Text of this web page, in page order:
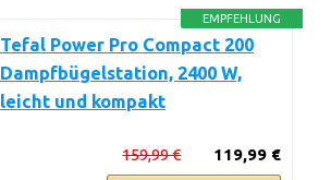
EMPFEHLUNG
Tefal Power Pro Compact 200
Dampfbügelstation, 2400 W,
leicht und kompakt
119,99 €
159,99 €